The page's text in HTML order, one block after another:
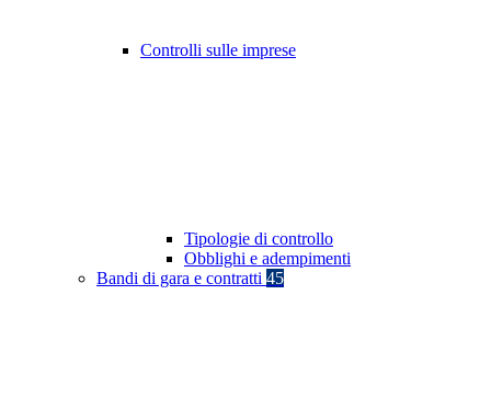
Controlli sulle imprese
Tipologie di controllo
Obblighi e adempimenti
Bandi di gara e contratti 45